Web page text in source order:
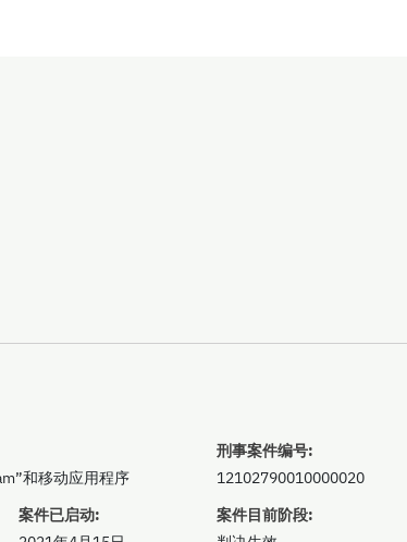
和移动应用程序
刑事案件编号:
12102790010000020
案件已启动:
案件目前阶段: